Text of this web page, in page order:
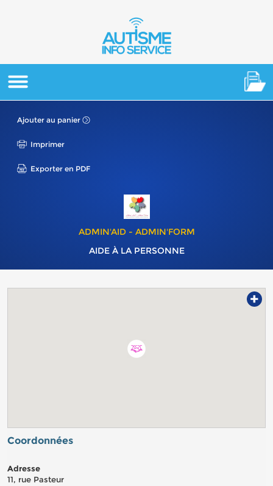
Ajouter au panier
Imprimer
Exporter en PDF
ADMIN'AID - ADMIN'FORM
AIDE À LA PERSONNE
+
Coordonnées
Adresse
11, rue Pasteur